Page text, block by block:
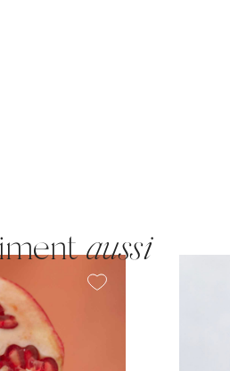
aussi